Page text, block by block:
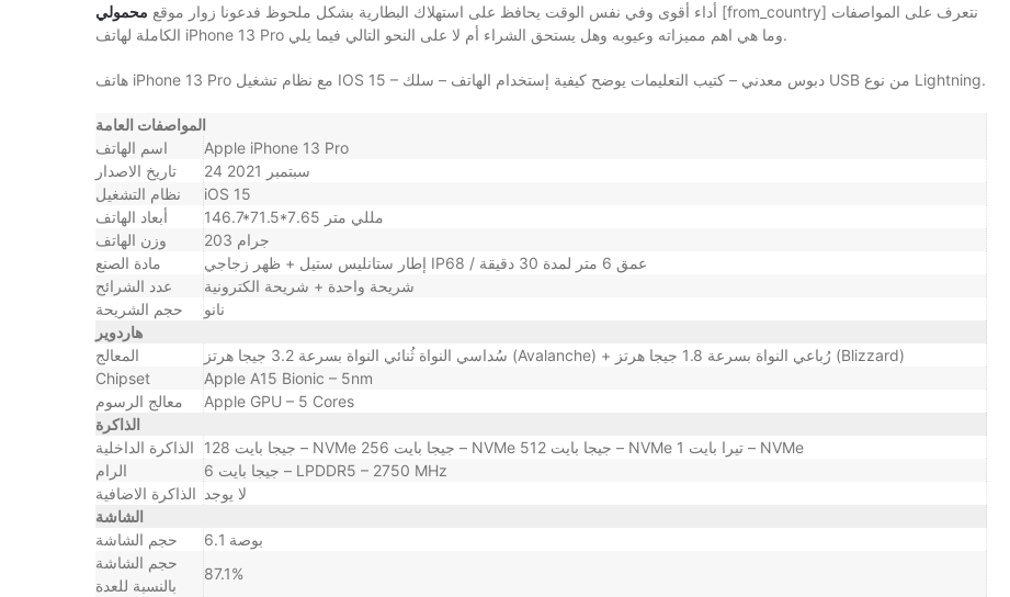
أداء أقوى وفي نفس الوقت يحافظ على استهلاك البطارية بشكل ملحوظ فدعونا زوار موقع محمولي
[from_country] نتعرف على المواصفات
الكاملة لهاتف iPhone 13 Pro وما هي اهم مميزاته وعيوبه وهل يستحق الشراء أم لا على النحو التالي فيما يلي.
هاتف iPhone 13 Pro مع نظام تشغيل IOS 15 – دبوس معدني – كتيب التعليمات يوضح كيفية إستخدام الهاتف – سلك USB من نوع Lightning.
المواصفات العامة
اسم الهاتف
Apple iPhone 13 Pro
تاريخ الاصدار
24 سبتمبر 2021
نظام التشغيل
iOS 15
أبعاد الهاتف
146.7*71.5*7.65 مللي متر
وزن الهاتف
203 جرام
مادة الصنع
إطار ستانليس ستيل + ظهر زجاجي IP68 / عمق 6 متر لمدة 30 دقيقة
عدد الشرائح
شريحة واحدة + شريحة الكترونية
حجم الشريحة
نانو
هاردوير
المعالج
سُداسي النواة ثُنائي النواة بسرعة 3.2 جيجا هرتز (Avalanche) + رُباعي النواة بسرعة 1.8 جيجا هرتز (Blizzard)
Chipset
Apple A15 Bionic – 5nm
معالج الرسوم
Apple GPU – 5 Cores
الذاكرة
الذاكرة الداخلية
128 جيجا بايت – NVMe 256 جيجا بايت – NVMe 512 جيجا بايت – NVMe 1 تيرا بايت – NVMe
الرام
6 جيجا بايت – LPDDR5 – 2750 MHz
الذاكرة الاضافية لا يوجد
الشاشة
حجم الشاشة
6.1 بوصة
حجم الشاشة
بالنسبة للعدة
87.1%